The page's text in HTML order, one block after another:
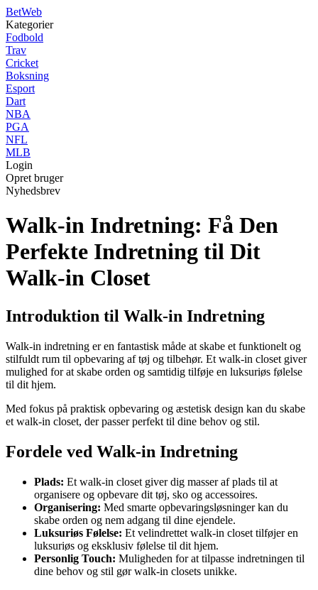
BetWeb
Kategorier
Fodbold
Trav
Cricket
Boksning
Esport
Dart
NBA
PGA
NFL
MLB
Login
Opret bruger
Nyhedsbrev
Walk-in Indretning: Få Den
Perfekte Indretning til Dit
Walk-in Closet
Introduktion til Walk-in Indretning
Walk-in indretning er en fantastisk måde at skabe et funktionelt og
stilfuldt rum til opbevaring af tøj og tilbehør. Et walk-in closet giver
mulighed for at skabe orden og samtidig tilføje en luksuriøs følelse
til dit hjem.
Med fokus på praktisk opbevaring og æstetisk design kan du skabe
et walk-in closet, der passer perfekt til dine behov og stil.
Fordele ved Walk-in Indretning
Plads: Et walk-in closet giver dig masser af plads til at
organisere og opbevare dit tøj, sko og accessoires.
Organisering: Med smarte opbevaringsløsninger kan du
skabe orden og nem adgang til dine ejendele.
Luksuriøs Følelse: Et velindrettet walk-in closet tilføjer en
luksuriøs og eksklusiv følelse til dit hjem.
Personlig Touch: Muligheden for at tilpasse indretningen til
dine behov og stil gør walk-in closets unikke.